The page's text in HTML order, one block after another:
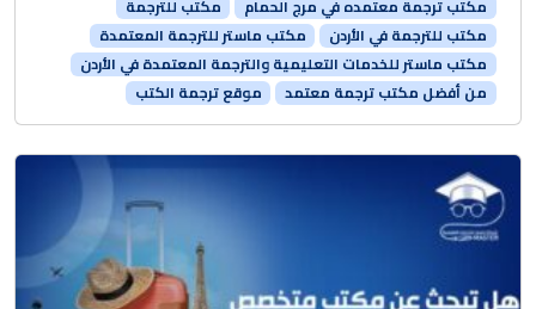
مكتب ترجمة معتمده في مرج الحمام
مكتب للترجمة
مكتب للترجمة في الأردن
مكتب ماستر للترجمة المعتمدة
مكتب ماستر للخدمات التعليمية والترجمة المعتمدة في الأردن
من أفضل مكتب ترجمة معتمد
موقع ترجمة الكتب